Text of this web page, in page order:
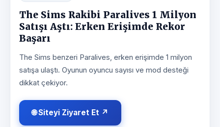
The Sims Rakibi Paralives 1 Milyon
Satışı Aştı: Erken Erişimde Rekor
Başarı
The Sims benzeri Paralives, erken erişimde 1 milyon
satışa ulaştı. Oyunun oyuncu sayısı ve mod desteği
dikkat çekiyor.
🌐 Siteyi Ziyaret Et ↗